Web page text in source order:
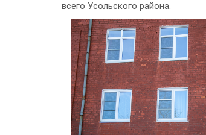
всего Усольского района.